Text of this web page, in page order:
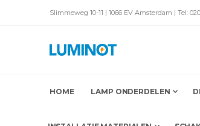
Slimmeweg 10-11 | 1066 EV Amsterdam | Tel:
HOME LAMP ONDERDELEN